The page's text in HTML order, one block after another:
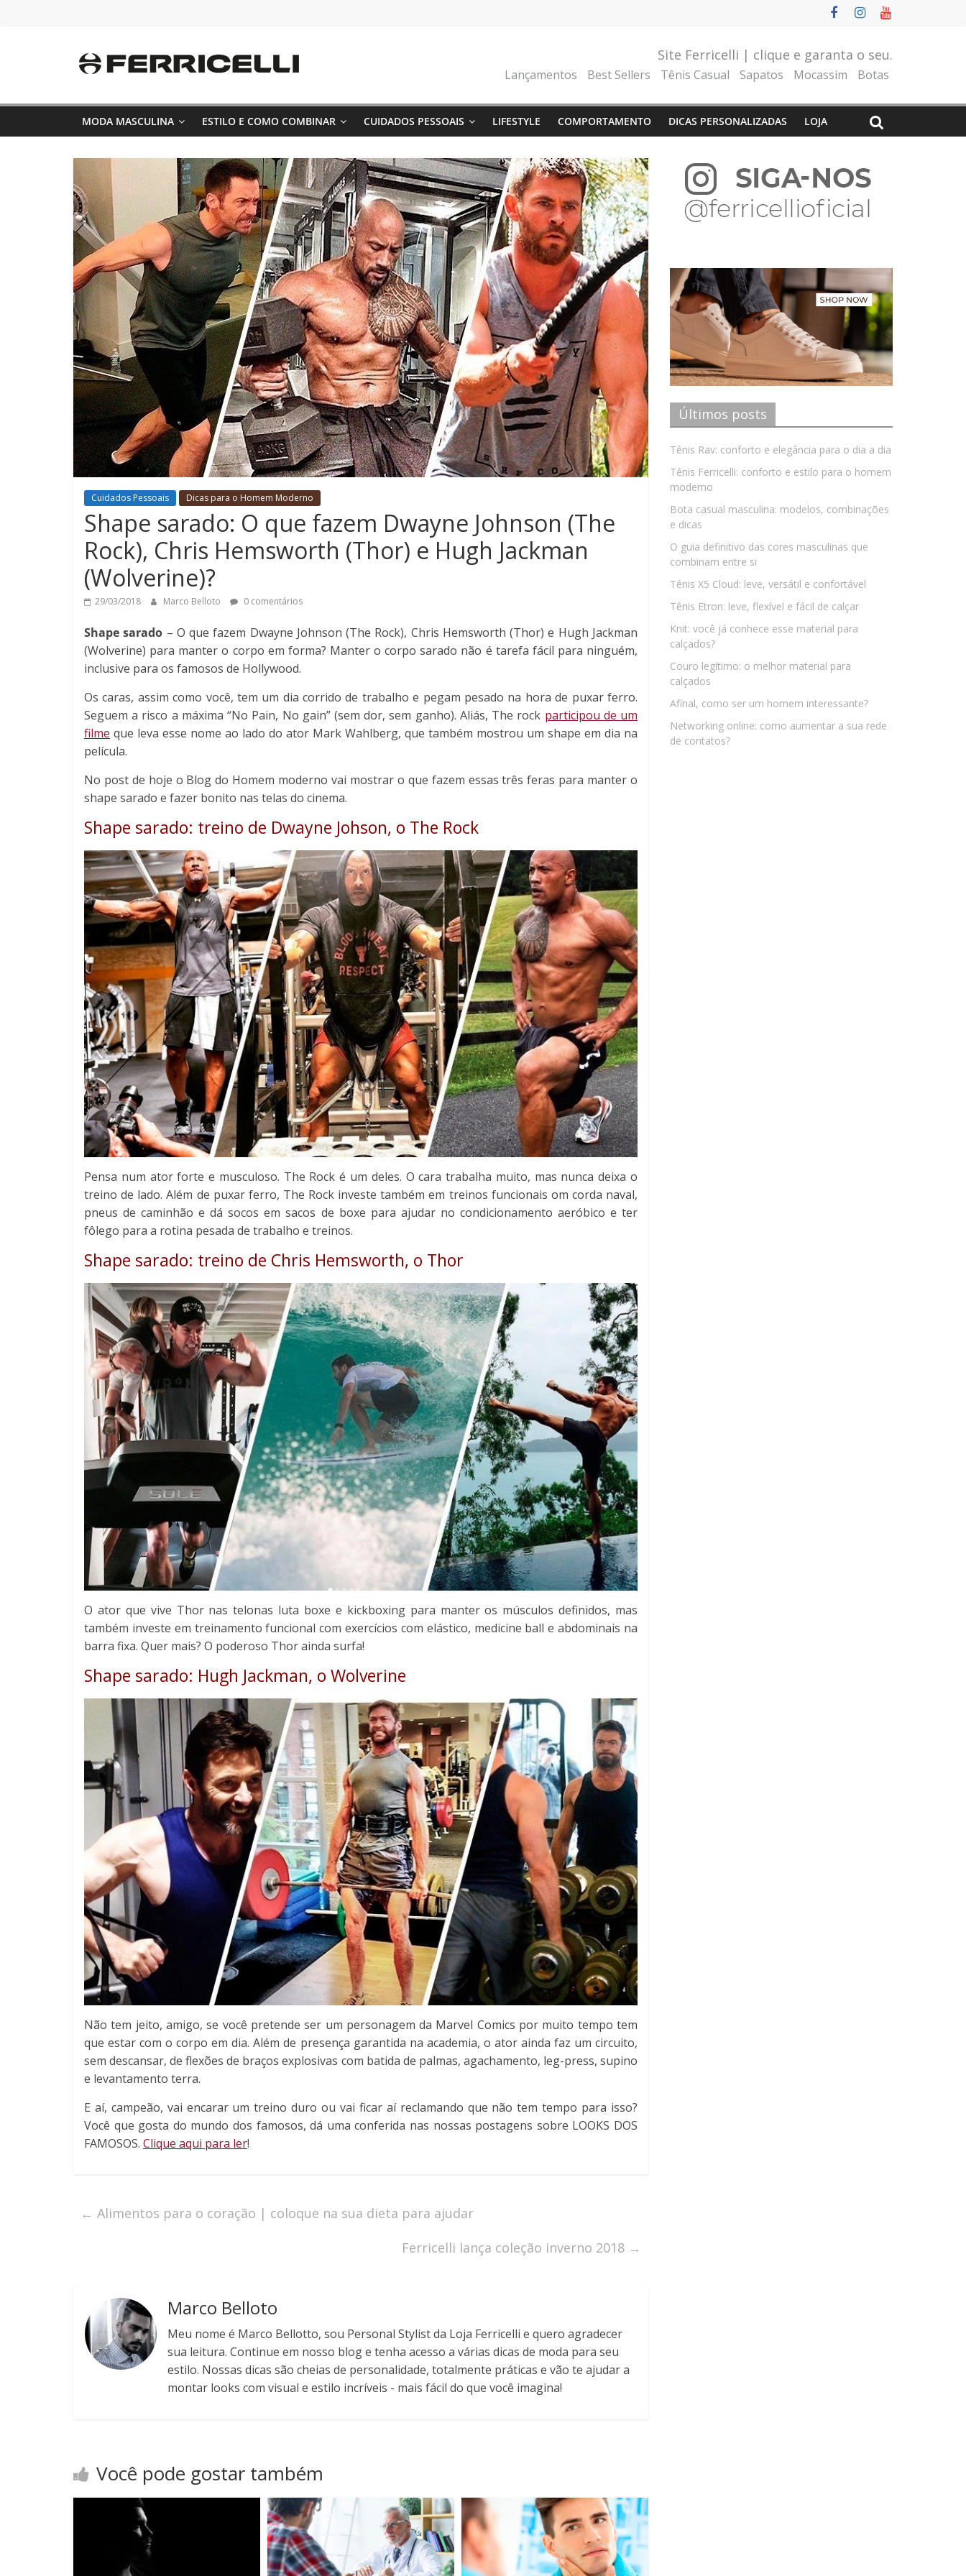
Site Ferricelli | clique e garanta o seu.
Lançamentos Best Sellers Tênis Casual Sapatos Mocassim Botas
MODA MASCULINA ESTILO E COMO COMBINAR CUIDADOS PESSOAIS LIFESTYLE COMPORTAMENTO DICAS PERSONALIZADAS LOJA
Cuidados Pessoais Dicas para o Homem Moderno
Shape sarado: O que fazem Dwayne Johnson (The
Rock), Chris Hemsworth (Thor) e Hugh Jackman
(Wolverine)?
29/03/2018 Marco Belloto 0 comentários
Shape sarado – O que fazem Dwayne Johnson (The Rock), Chris Hemsworth (Thor) e Hugh Jackman
(Wolverine) para manter o corpo em forma? Manter o corpo sarado não é tarefa fácil para ninguém,
inclusive para os famosos de Hollywood.
Os caras, assim como você, tem um dia corrido de trabalho e pegam pesado na hora de puxar ferro.
Seguem a risco a máxima “No Pain, No gain” (sem dor, sem ganho). Aliás, The rock participou de um
filme que leva esse nome ao lado do ator Mark Wahlberg, que também mostrou um shape em dia na
película.
No post de hoje o Blog do Homem moderno vai mostrar o que fazem essas três feras para manter o
shape sarado e fazer bonito nas telas do cinema.
Shape sarado: treino de Dwayne Johson, o The Rock
Pensa num ator forte e musculoso. The Rock é um deles. O cara trabalha muito, mas nunca deixa o
treino de lado. Além de puxar ferro, The Rock investe também em treinos funcionais om corda naval,
pneus de caminhão e dá socos em sacos de boxe para ajudar no condicionamento aeróbico e ter
fôlego para a rotina pesada de trabalho e treinos.
Shape sarado: treino de Chris Hemsworth, o Thor
O ator que vive Thor nas telonas luta boxe e kickboxing para manter os músculos definidos, mas
também investe em treinamento funcional com exercícios com elástico, medicine ball e abdominais na
barra fixa. Quer mais? O poderoso Thor ainda surfa!
Shape sarado: Hugh Jackman, o Wolverine
Não tem jeito, amigo, se você pretende ser um personagem da Marvel Comics por muito tempo tem
que estar com o corpo em dia. Além de presença garantida na academia, o ator ainda faz um circuito,
sem descansar, de flexões de braços explosivas com batida de palmas, agachamento, leg-press, supino
e levantamento terra.
E aí, campeão, vai encarar um treino duro ou vai ficar aí reclamando que não tem tempo para isso?
Você que gosta do mundo dos famosos, dá uma conferida nas nossas postagens sobre LOOKS DOS
FAMOSOS. Clique aqui para ler!
← Alimentos para o coração | coloque na sua dieta para ajudar
Ferricelli lança coleção inverno 2018 →
Marco Belloto
Meu nome é Marco Bellotto, sou Personal Stylist da Loja Ferricelli e quero agradecer
sua leitura. Continue em nosso blog e tenha acesso a várias dicas de moda para seu
estilo. Nossas dicas são cheias de personalidade, totalmente práticas e vão te ajudar a
montar looks com visual e estilo incríveis - mais fácil do que você imagina!
Você pode gostar também
Últimos posts
Tênis Rav: conforto e elegância para o dia a dia
Tênis Ferricelli: conforto e estilo para o homem
moderno
Bota casual masculina: modelos, combinações
e dicas
O guia definitivo das cores masculinas que
combinam entre si
Tênis X5 Cloud: leve, versátil e confortável
Tênis Etron: leve, flexível e fácil de calçar
Knit: você já conhece esse material para
calçados?
Couro legítimo: o melhor material para
calçados
Afinal, como ser um homem interessante?
Networking online: como aumentar a sua rede
de contatos?